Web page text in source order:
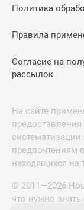
Политика
Правила
Согласие на
рассылок
На сайте
предпочтениям
находящихся на
© 2011—2026
что нужно